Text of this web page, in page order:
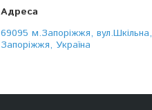
69095 м.Запоріжжя,
Запоріжжя, Україна